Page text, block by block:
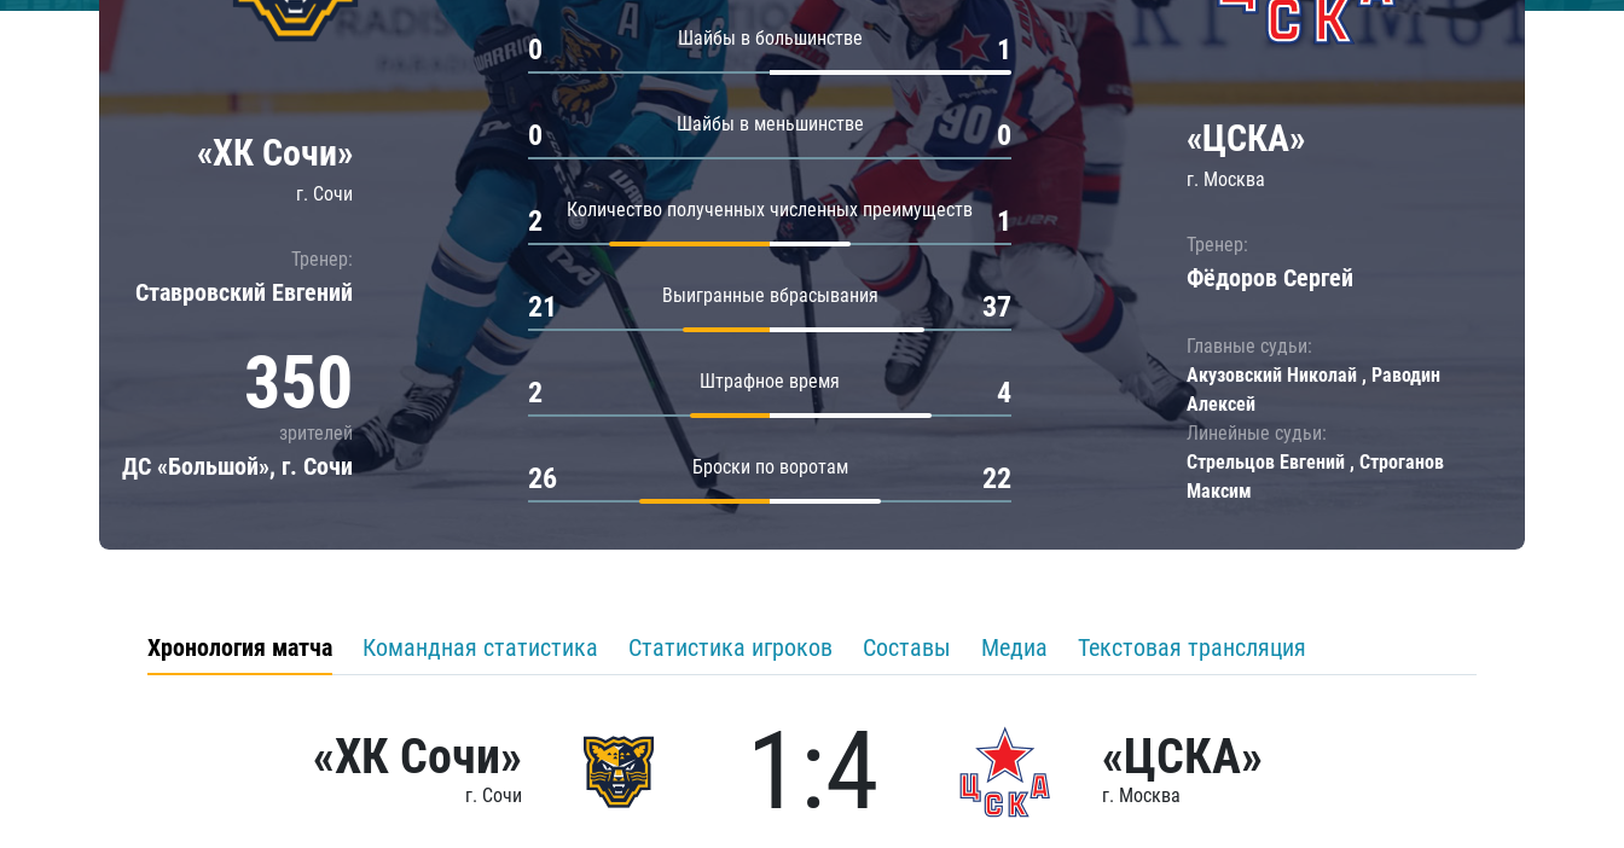
Локомотив
ЦСКА
Шанхайские Драконы
Амур
Барыс
Салават Юлаев
«ХК Сочи»
г. Сочи
Тренер:
Ставровский Евгений
350
зрителей
ДС «Большой», г. Сочи
Шайбы в большинстве
0 1
Шайбы в меньшинстве
0 0
Количество полученных численных преимуществ
2 1
Выигранные вбрасывания
21 37
Штрафное время
2 4
Броски по воротам
26 22
«ЦСКА»
г. Москва
Тренер:
Фёдоров Сергей
Главные судьи:
Акузовский Николай , Раводин
Алексей
Линейные судьи:
Стрельцов Евгений , Строганов
Максим
Хронология матча Командная статистика Статистика игроков Составы Медиа Текстовая трансляция
«ХК Сочи»
г. Сочи 1:4 «ЦСКА»
г. Москва